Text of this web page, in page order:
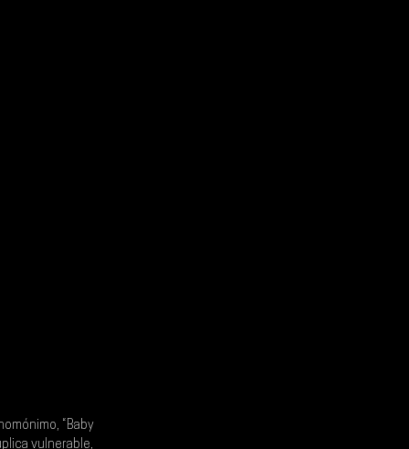
“Baby
vulnerable,